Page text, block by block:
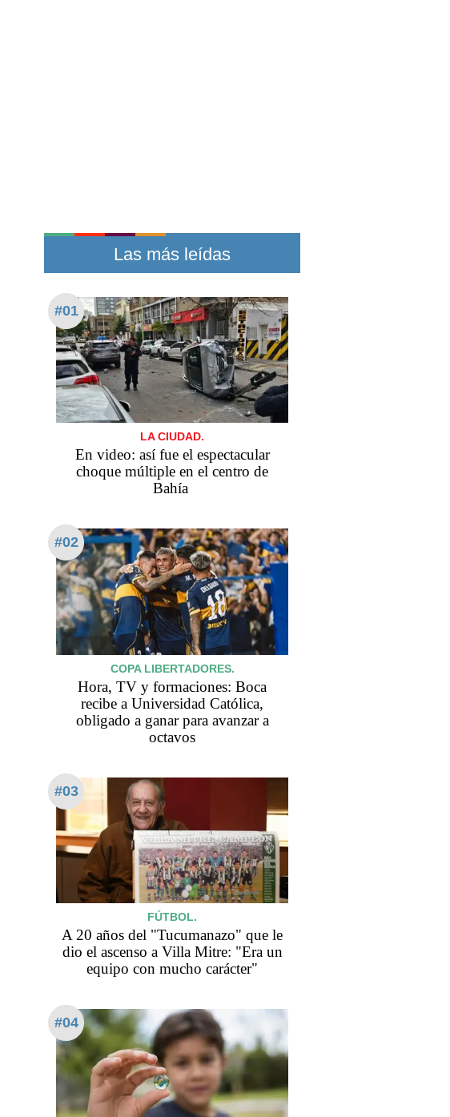
Las más leídas
#01
LA CIUDAD.
En video: así fue el espectacular
choque múltiple en el centro de
Bahía
#02
COPA LIBERTADORES.
Hora, TV y formaciones: Boca
recibe a Universidad Católica,
obligado a ganar para avanzar a
octavos
#03
FÚTBOL.
A 20 años del "Tucumanazo" que le
dio el ascenso a Villa Mitre: "Era un
equipo con mucho carácter"
#04